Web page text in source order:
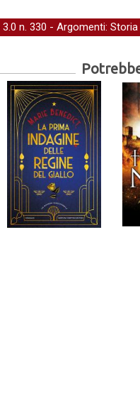
3.0 n. 330 - Argomenti: Storia